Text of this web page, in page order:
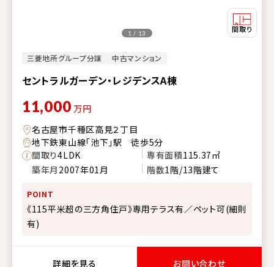
三菱地所グループ分譲 中古マンション
セントラルガーデン・レジデンスA棟
1 / 13
11,000 万円
名古屋市千種区高見２丁目
地下鉄東山線「池下」駅 徒歩5分
間取り4LDK 専有面積115.37㎡
築年月 2007年01月 階数1階/13階建て
POINT
《115平米超の三方角住戸》専用テラス有／ペット可(細則
有)
詳細を見る お問い合わせ